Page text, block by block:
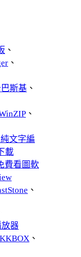
、
、
斯基 、
、
文字編
載
費看圖軟
、
放器
KKBOX 、